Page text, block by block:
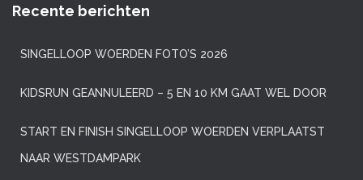
Recente berichten
SINGELLOOP WOERDEN FOTO’S 2026
KIDSRUN GEANNULEERD – 5 EN 10 KM GAAT WEL DOOR
START EN FINISH SINGELLOOP WOERDEN VERPLAATST
NAAR WESTDAMPARK